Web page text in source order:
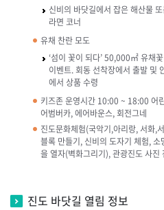
신비의 바닷길에서 잡은 해산물
라면 코너
유채 찬란 모도
‘섬이 꽃이 되다’ 50,000㎡ 유채
이벤트. 회동 선착장에서 출발 및
에서 상품 수령
키즈존 운영시간 10:00 ~ 18:00 어
어범버카, 에어바운스, 회전그네
진도문화체험(국악기,아리랑, 서화,
블록 만들기, 신비의 도자기 체험,
을 열자(벽화그리기), 관광진도 사진
진도 바닷길 열림 정보